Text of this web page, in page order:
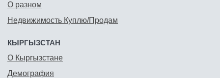
О разном
Недвижимость Куплю/Продам
КЫРГЫЗСТАН
О Кыргызстане
Демография